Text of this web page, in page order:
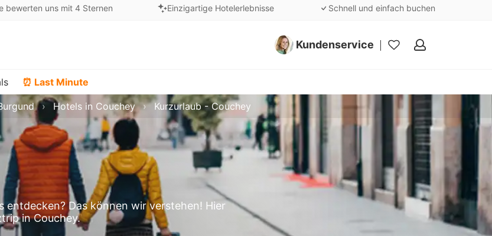
bewerten uns mit 4 Sternen Einzigartige Hotelerlebnisse Schnell und einfach buchen
Kundenservice
Meine
⏰ Last Minute
entdecken? Das können wir verstehen! Hier
in Couchey.
Hotels in Couchey Kurzurlaub - Couchey